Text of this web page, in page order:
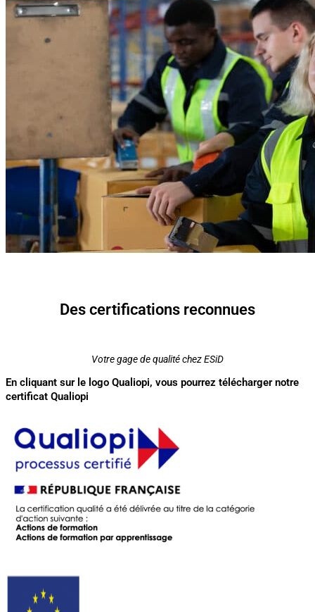
Des certifications reconnues
Votre gage de qualité chez ESiD
En cliquant sur le logo Qualiopi, vous pourrez télécharger notre
certificat Qualiopi